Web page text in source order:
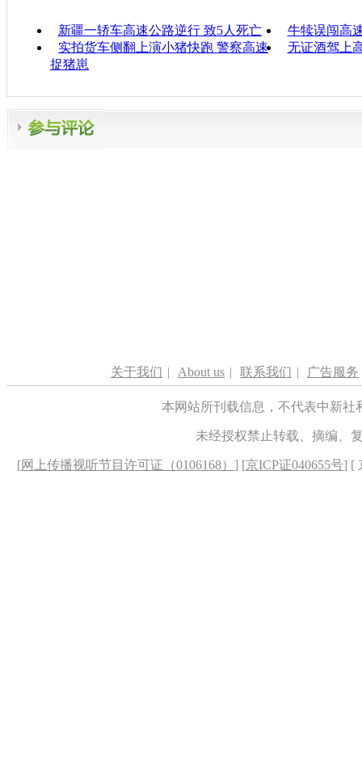
新疆一轿车高速公路逆行 致5人死亡
牛犊误闯高
实拍货车侧翻上演小猪快跑 警察高速
捉猪崽
无证酒驾上
关于我们 | About us | 联系我们 | 广告服务
本网站所刊载信息，不代表中新
未经授权禁止转载、摘编、
[网上传播视听节目许可证（0106168） ] [京ICP证040655号] [